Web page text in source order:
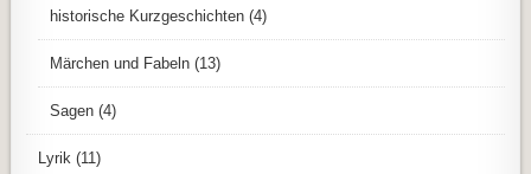
historische Kurzgeschichten (4)
Märchen und Fabeln (13)
Sagen (4)
Lyrik (11)